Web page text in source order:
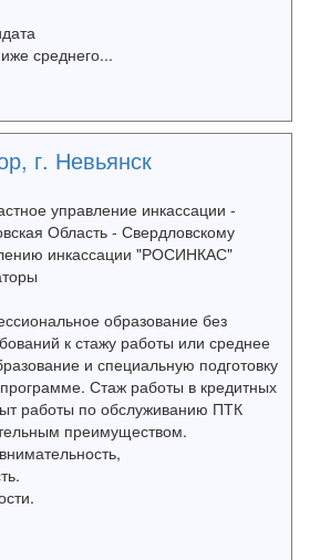
среднего...
г. Невьянск
управление инкассации -
Область - Свердловскому
инкассации "РОСИНКАС"
образование без
к стажу работы или среднее
и специальную подготовку
Стаж работы в кредитных
работы по обслуживанию ПТК
преимуществом.